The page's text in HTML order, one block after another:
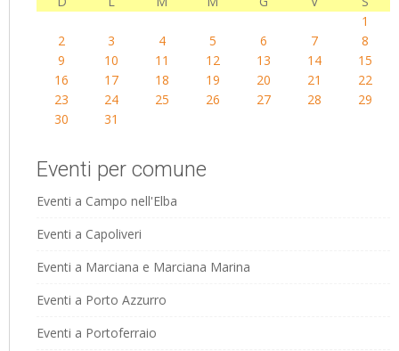
1
2
3 4 5 6 7
8
9
10 11 12 13 14
15
16
17 18 19 20 21
22
23
24 25 26 27 28
29
30
31
Eventi per comune
Eventi a Campo nell'Elba
Eventi a Capoliveri
Eventi a Marciana e Marciana Marina
Eventi a Porto Azzurro
Eventi a Portoferraio